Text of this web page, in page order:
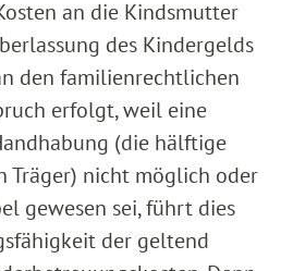
an die Kindsmutter
des Kindergelds
den familienrechtlichen
erfolgt, weil eine
(die hälftige
Träger) nicht möglich oder
gewesen sei, führt dies
der geltend